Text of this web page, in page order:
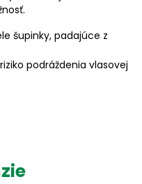
šupinky, padajúce z
podráždenia vlasovej